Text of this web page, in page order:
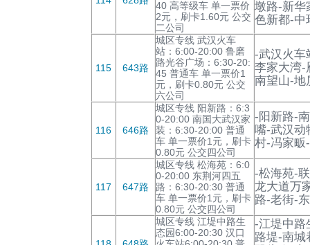
40 高等级车 单一票价
2元，刷卡1.60元 公交
二公司
墩路-新华
色新都-中
115 643路
城区专线 武汉火车
站：6:00-20:00 鲁磨
路光谷广场：6:30-20:
45 普通车 单一票价1
元，刷卡0.80元 公交
六公司
-武汉火车
李家大湾-
南望山-地
116 646路
城区专线 阳新路：6:3
0-20:00 南国大武汉家
装：6:30-20:00 普通
车 单一票价1元，刷卡
0.80元 公交四公司
-阳新路-
嘴-武汉动
村-冯家畈
117 647路
城区专线 松海苑：6:0
0-20:00 东荆河四五
路：6:30-20:30 普通
车 单一票价1元，刷卡
0.80元 公交四公司
-松海苑-
龙大道万
路-老街-
城区专线 江堤中路生
态园6:00-20:30 汉口
-江堤中路
路堤-南城